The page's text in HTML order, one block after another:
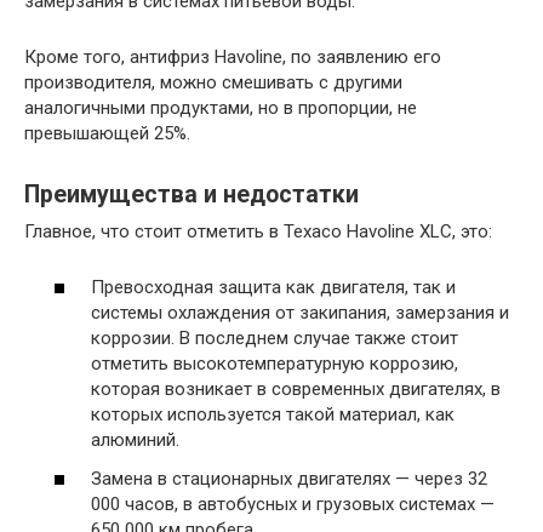
Кроме того, антифриз Havoline, по заявлению его
производителя, можно смешивать с другими
аналогичными продуктами, но в пропорции, не
превышающей 25%.
Преимущества и недостатки
Главное, что стоит отметить в Texaco Havoline XLC, это:
Превосходная защита как двигателя, так и
системы охлаждения от закипания, замерзания и
коррозии. В последнем случае также стоит
отметить высокотемпературную коррозию,
которая возникает в современных двигателях, в
которых используется такой материал, как
алюминий.
Замена в стационарных двигателях — через 32
000 часов, в автобусных и грузовых системах —